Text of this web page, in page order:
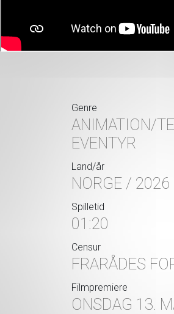
Genre
ANIMATION/
EVENTYR
Land/år
NORGE / 2026
Spilletid
01:20
Censur
FRARÅDES
Filmpremiere
ONSDAG 13.